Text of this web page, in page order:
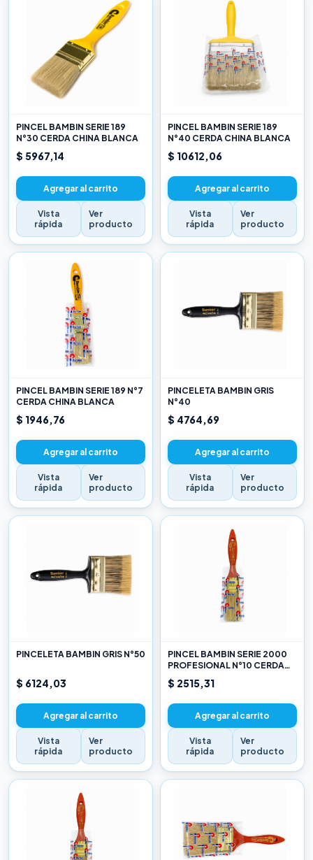
PINCEL BAMBIN SERIE 189
N°30 CERDA CHINA BLANCA
$ 5967,14
Agregar al carrito
Vista
rápida
Ver
producto
PINCEL BAMBIN SERIE 189
N°40 CERDA CHINA BLANCA
$ 10612,06
Agregar al carrito
Vista
rápida
Ver
producto
PINCEL BAMBIN SERIE 189 N°7
CERDA CHINA BLANCA
$ 1946,76
Agregar al carrito
Vista
rápida
Ver
producto
PINCELETA BAMBIN GRIS
N°40
$ 4764,69
Agregar al carrito
Vista
rápida
Ver
producto
PINCELETA BAMBIN GRIS N°50
$ 6124,03
Agregar al carrito
Vista
rápida
Ver
producto
PINCEL BAMBIN SERIE 2000
PROFESIONAL N°10 CERDA
CHINA BLANCA
$ 2515,31
Agregar al carrito
Vista
rápida
Ver
producto